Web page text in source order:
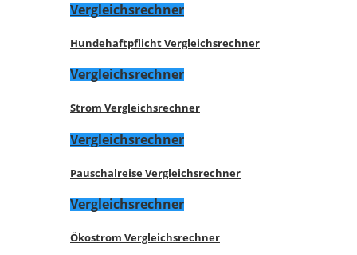
Vergleichsrechner
Hundehaftpflicht Vergleichsrechner
Vergleichsrechner
Strom Vergleichsrechner
Vergleichsrechner
Pauschalreise Vergleichsrechner
Vergleichsrechner
Ökostrom Vergleichsrechner